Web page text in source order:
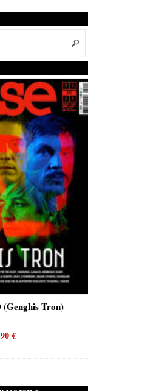
(Genghis Tron)
€